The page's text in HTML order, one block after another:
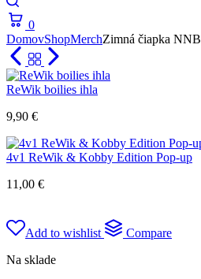
0
DomovShopMerchZimná čiapka NNB
ReWik boilies ihla
9,90 €
4v1 ReWik & Kobby Edition Pop-up
11,00 €
Add to wishlist
Compare
Na sklade